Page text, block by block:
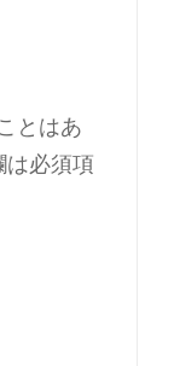
とはあ
は必須項